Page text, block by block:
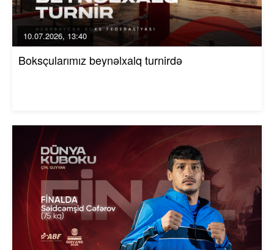
10.07.2026, 13:40
Boksçularımız beynəlxalq turnirdə